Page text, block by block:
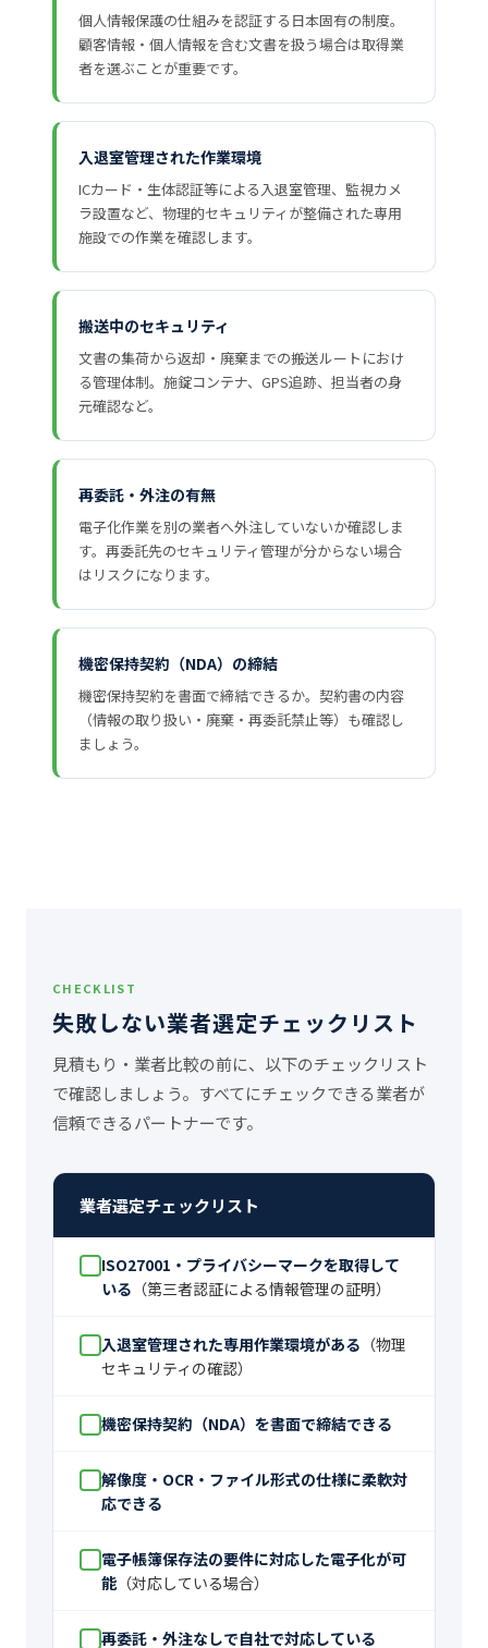
個人情報保護の仕組みを認証する日本固有の制度。
顧客情報・個人情報を含む文書を扱う場合は取得業
者を選ぶことが重要です。
入退室管理された作業環境
ICカード・生体認証等による入退室管理、監視カメ
ラ設置など、物理的セキュリティが整備された専用
施設での作業を確認します。
搬送中のセキュリティ
文書の集荷から返却・廃棄までの搬送ルートにおけ
る管理体制。施錠コンテナ、GPS追跡、担当者の身
元確認など。
再委託・外注の有無
電子化作業を別の業者へ外注していないか確認しま
す。再委託先のセキュリティ管理が分からない場合
はリスクになります。
機密保持契約（NDA）の締結
機密保持契約を書面で締結できるか。契約書の内容
（情報の取り扱い・廃棄・再委託禁止等）も確認し
ましょう。
CHECKLIST
失敗しない業者選定チェックリスト
見積もり・業者比較の前に、以下のチェックリスト
で確認しましょう。すべてにチェックできる業者が
信頼できるパートナーです。
業者選定チェックリスト
ISO27001・プライバシーマークを取得して
いる （第三者認証による情報管理の証明）
入退室管理された専用作業環境がある （物理
セキュリティの確認）
機密保持契約（NDA）を書面で締結できる
解像度・OCR・ファイル形式の仕様に柔軟対
応できる
電子帳簿保存法の要件に対応した電子化が可
能（対応している場合）
再委託・外注なしで自社で対応している